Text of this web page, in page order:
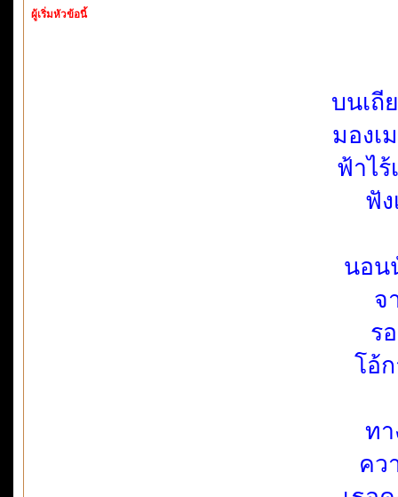
ผู้เริ่มหัวข้อนี้
บนเถี
มองเ
ฟ้าไร้
ฟัง
นอน
จ
ร
โอ้
ท
คว